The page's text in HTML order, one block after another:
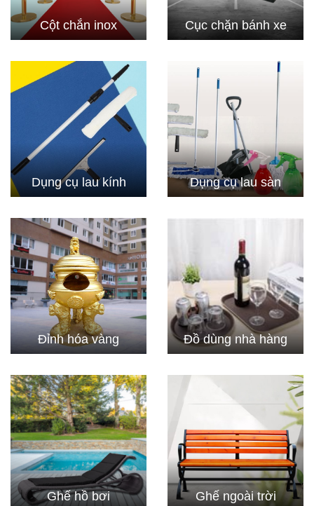
Cột chắn inox Cục chặn bánh xe
Dụng cụ lau kính Dụng cụ lau sàn
Đỉnh hóa vàng Đồ dùng nhà hàng
Ghế hồ bơi Ghế ngoài trời